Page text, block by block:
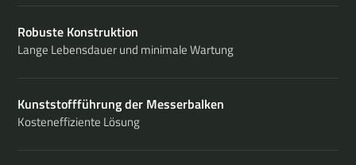
Robuste Konstruktion
Lange Lebensdauer und minimale Wartung
Kunststoffführung der Messerbalken
Kosteneffiziente Lösung